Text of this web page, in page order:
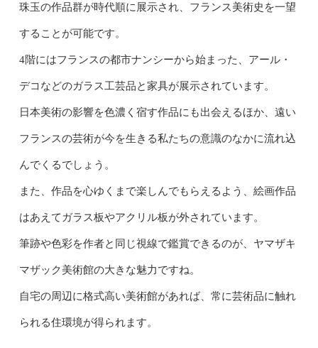
珠玉の作品群が時代順に展示され、フランス美術史を一望
することが可能です。
4階にはフランスの都市ナンシーから始まった、アール・
デコなどのガラス工芸品と家具が展示されています。
日本美術の影響を色濃く宿す作品にも出会えるほか、遠い
フランスの芸術が今を生きる私たちの意識のなかに流れ込
んでくるでしょう。
また、作品を心ゆくまで楽しんでもらえるよう、絵画作品
はあえてガラス板やアクリル板が外されています。
筆跡や色彩を作者と同じ視線で鑑賞できるのが、ヤマザキ
マザック美術館の大きな魅力ですね。
自宅の周辺に格式高い美術館があれば、常に芸術品に触れ
られる住環境が得られます。